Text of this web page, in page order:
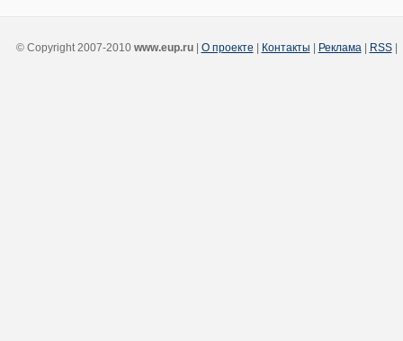
© Copyright 2007-2010 www.eup.ru| О проекте Контакты Реклама| RSS|